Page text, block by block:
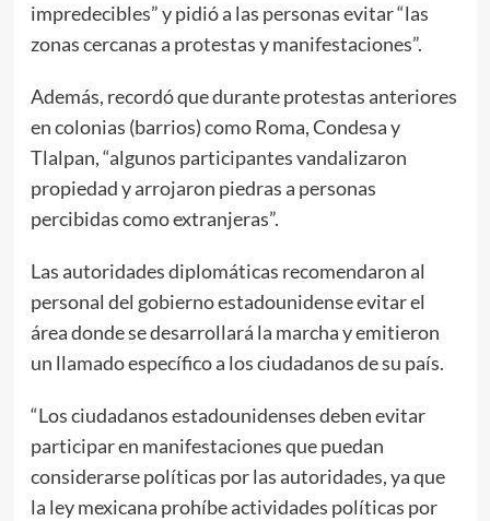
impredecibles” y pidió a las personas evitar “las
zonas cercanas a protestas y manifestaciones”.
Además, recordó que durante protestas anteriores
en colonias (barrios) como Roma, Condesa y
Tlalpan, “algunos participantes vandalizaron
propiedad y arrojaron piedras a personas
percibidas como extranjeras”.
Las autoridades diplomáticas recomendaron al
personal del gobierno estadounidense evitar el
área donde se desarrollará la marcha y emitieron
un llamado específico a los ciudadanos de su país.
“Los ciudadanos estadounidenses deben evitar
participar en manifestaciones que puedan
considerarse políticas por las autoridades, ya que
la ley mexicana prohíbe actividades políticas por